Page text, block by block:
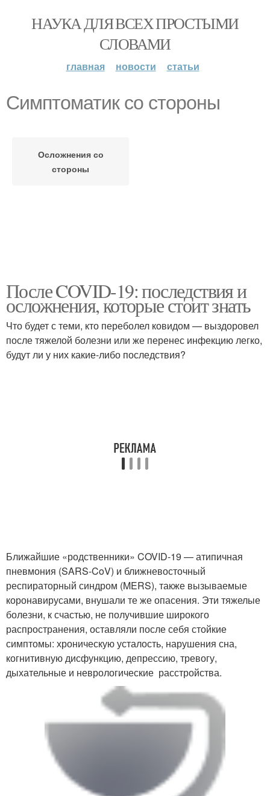
НАУКА ДЛЯ ВСЕХ ПРОСТЫМИ
СЛОВАМИ
главная новости статьи
Cимптоматик со стороны
Осложнения со
стороны
После COVID-19: последствия и
осложнения, которые стоит знать
Что будет с теми, кто переболел ковидом — выздоровел
после тяжелой болезни или же перенес инфекцию легко,
будут ли у них какие-либо последствия?
Ближайшие «родственники» COVID-19 — атипичная
пневмония (SARS-CoV) и ближневосточный
респираторный синдром (MERS), также вызываемые
коронавирусами, внушали те же опасения. Эти тяжелые
болезни, к счастью, не получившие широкого
распространения, оставляли после себя стойкие
симптомы: хроническую усталость, нарушения сна,
когнитивную дисфункцию, депрессию, тревогу,
дыхательные и неврологические расстройства.